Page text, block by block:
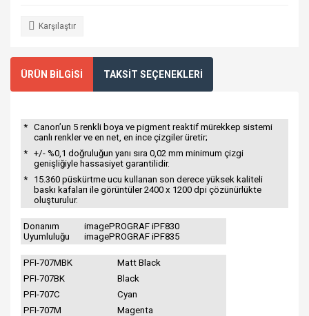
Karşılaştır
ÜRÜN BİLGİSİ TAKSİT SEÇENEKLERİ
* Canon’un 5 renkli boya ve pigment reaktif mürekkep sistemi
canlı renkler ve en net, en ince çizgiler üretir;
* +/- %0,1 doğruluğun yanı sıra 0,02 mm minimum çizgi
genişliğiyle hassasiyet garantilidir.
*
15.360 püskürtme ucu kullanan son derece yüksek kaliteli
baskı kafaları ile görüntüler 2400 x 1200 dpi çözünürlükte
oluşturulur.
Donanım
Uyumluluğu
imagePROGRAF iPF830
imagePROGRAF iPF835
PFI-707MBK
Matt Black
PFI-707BK
Black
PFI-707C
Cyan
PFI-707M
Magenta